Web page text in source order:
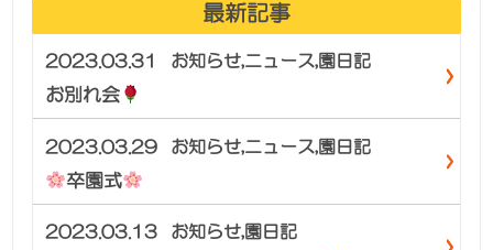
最新記事
2023.03.31 お知らせ,ニュース,園日記
お別れ会
2023.03.29 お知らせ,ニュース,園日記
卒園式
2023.03.13 お知らせ,園日記